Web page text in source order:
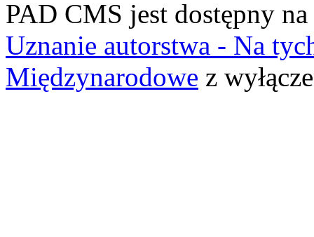
PAD CMS jest dostępny na
Uznanie autorstwa - Na
Międzynarodowe z